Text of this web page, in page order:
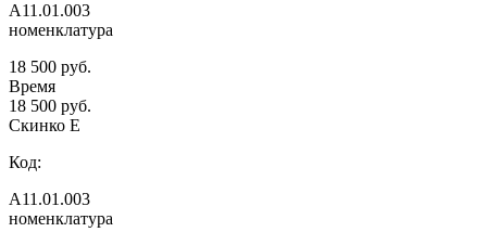
А11.01.003
номенклатура
18 500 руб.
Время
18 500 руб.
Скинко Е
Код:
А11.01.003
номенклатура